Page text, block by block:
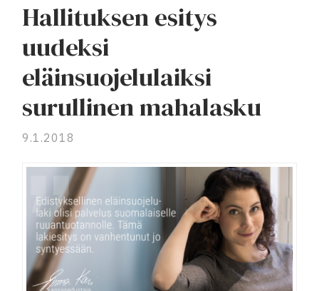
Hallituksen esitys
uudeksi
eläinsuojelulaiksi
surullinen mahalasku
9.1.2018